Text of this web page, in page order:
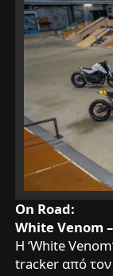
On Road:
White Venom
Η ‘White
tracker από τον